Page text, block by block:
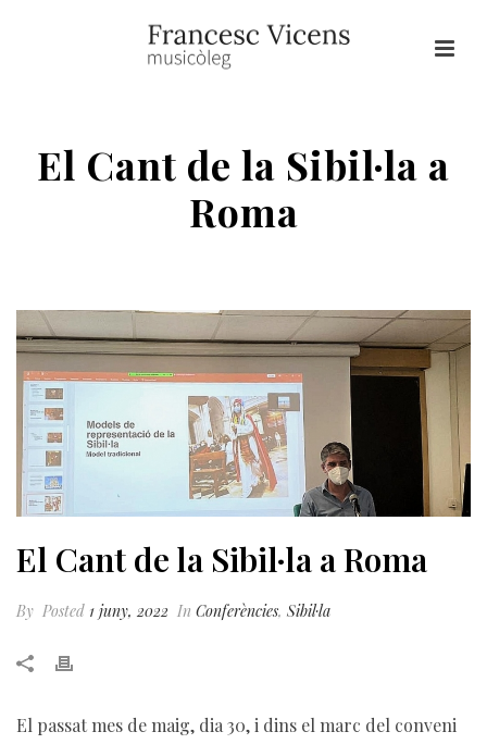
El Cant de la Sibil·la a
Roma
El Cant de la Sibil·la a Roma
By Posted 1 juny, 2022 In Conferències, Sibil·la
El passat mes de maig, dia 30, i dins el marc del conveni